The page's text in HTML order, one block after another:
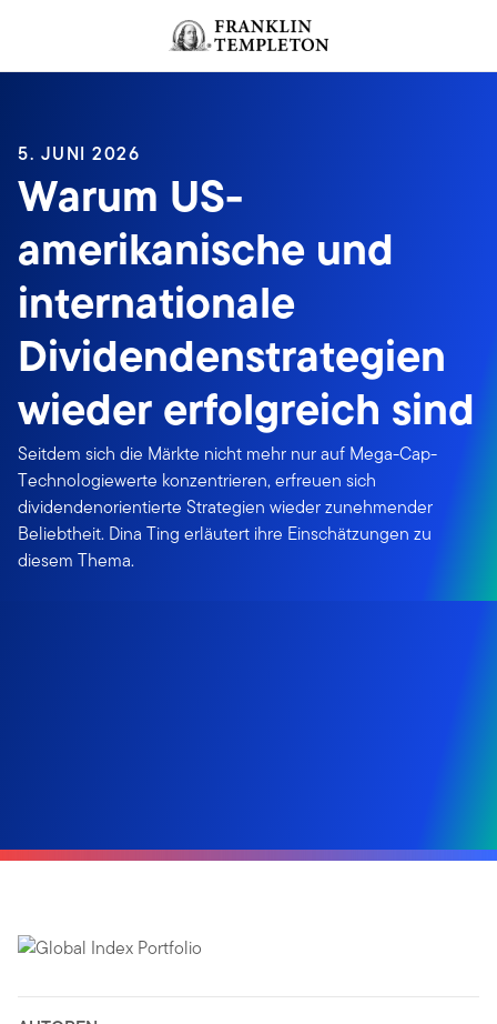
Header menu toggle
5. JUNI 2026
Warum US-
amerikanische und
internationale
Dividendenstrategien
wieder erfolgreich sind
Seitdem sich die Märkte nicht mehr nur auf Mega-Cap-
Technologiewerte konzentrieren, erfreuen sich
dividendenorientierte Strategien wieder zunehmender
Beliebtheit. Dina Ting erläutert ihre Einschätzungen zu
diesem Thema.